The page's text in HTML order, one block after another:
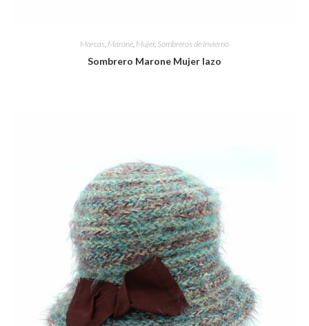
Marcas Marone Mujer, Sombreros de Invierno
Sombrero Marone Mujer lazo